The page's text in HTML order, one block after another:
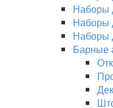
Наборы
Наборы
Наборы
Барные